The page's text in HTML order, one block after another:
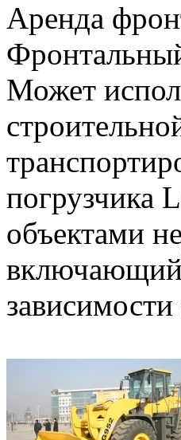
Аренда
Может
погрузчика
объектами
включающий